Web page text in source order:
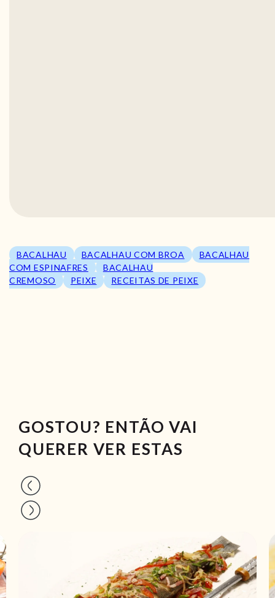
BACALHAU BACALHAU COM BROA
BACALHAU
COM ESPINAFRES
BACALHAU
CREMOSO
PEIXE RECEITAS DE PEIXE
GOSTOU? ENTÃO VAI
QUERER VER ESTAS